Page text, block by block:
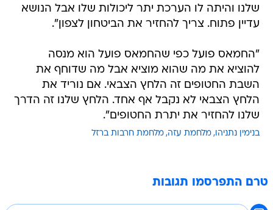
שלנו והיתה לו הערכת יתר ליכולות שלו אבל הנושא
עדיין פתוח. צריך להחזיר את הביטחון לצפון".
"החמאס פועל כפי שהחמאס פועל הוא מנסה
להוציא את מה שהוא מוציא אבל מה שדוחף את
השבת החטופים זה הלחץ הצבאי. אם נוריד את
הלחץ הצבאי לא נקבל אף אחד. הלחץ שלנו זה הדרך
שלנו להחזיר את יתרת החטופים".
בנימין נתניהו מלחמת עזה מלחמת חרבות ברזל
טרם התפרסמו תגובות